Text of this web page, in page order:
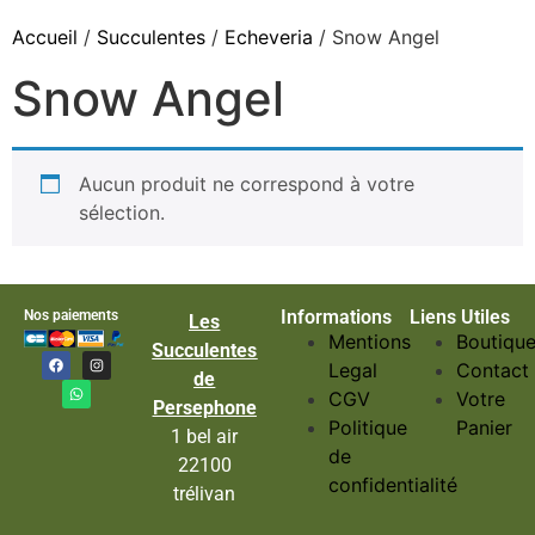
Accueil / Succulentes / Echeveria / Snow Angel
Snow Angel
Aucun produit ne correspond à votre
sélection.
Nos paiements
Les
Succulentes
de
Persephone
1 bel air
22100
trélivan
Informations
Mentions
Legal
CGV
Politique
de
confidentialité
Liens Utiles
Contact
Votre
Panier